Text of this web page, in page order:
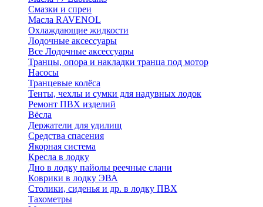
Смазки и спреи
Масла RAVENOL
Охлаждающие жидкости
Лодочные аксессуары
Все Лодочные аксессуары
Транцы, опора и накладки транца под мотор
Насосы
Транцевые колёса
Тенты, чехлы и сумки для надувных лодок
Ремонт ПВХ изделий
Вёсла
Держатели для удилищ
Средства спасения
Якорная система
Кресла в лодку
Дно в лодку пайолы реечные слани
Коврики в лодку ЭВА
Столики, сиденья и др. в лодку ПВХ
Тахометры